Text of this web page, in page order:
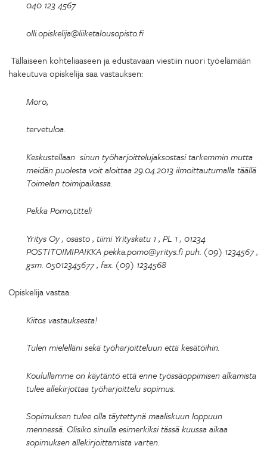
040 123 4567
olli.opiskelija@liiketalousopisto.fi
Tällaiseen kohteliaaseen ja edustavaan viestiin nuori työelämään
hakeutuva opiskelija saa vastauksen:
Moro,
tervetuloa.
Keskustellaan sinun työharjoittelujaksostasi tarkemmin mutta
meidän puolesta voit aloittaa 29.04.2013 ilmoittautumalla täällä
Toimelan toimipaikassa.
Pekka Pomo,titteli
Yritys Oy , osasto , tiimi Yrityskatu 1 , PL 1 , 01234
POSTITOIMIPAIKKA pekka.pomo@yritys.fi puh. (09) 1234567 ,
gsm. 05012345677 , fax. (09) 1234568
Opiskelija vastaa:
Kiitos vastauksesta!
Tulen mielelläni sekä työharjoitteluun että kesätöihin.
Koulullamme on käytäntö että enne työssäoppimisen alkamista
tulee allekirjottaa työharjoittelu sopimus.
Sopimuksen tulee olla täytettynä maaliskuun loppuun
mennessä. Olisiko sinulla esimerkiksi tässä kuussa aikaa
sopimuksen allekirjoittamista varten.